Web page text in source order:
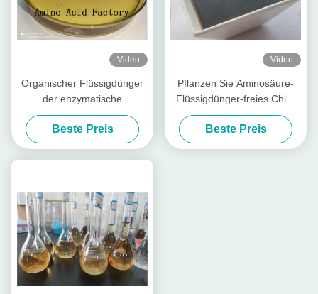
Video
Organischer Flüssigdünger
der enzymatische
Hydrolyseprozeßaminosäure-
50%
Beste Preis
Video
Pflanzen Sie Aminosäure-
Flüssigdünger-freies Chlor
des Quell30% der
Verpackung 1L
Beste Preis